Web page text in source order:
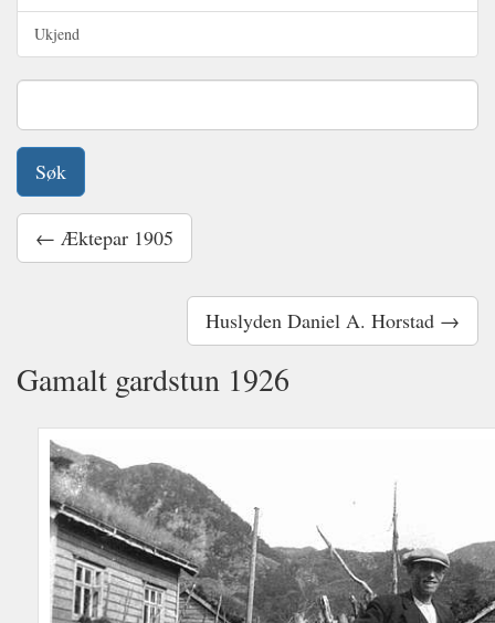
Ukjend
← Æktepar 1905
Huslyden Daniel A. Horstad →
Gamalt gardstun 1926